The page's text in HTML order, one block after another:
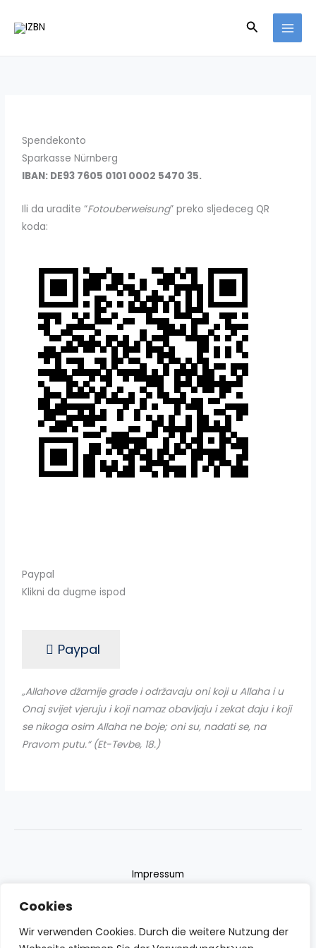
Cookies
Wir verwenden Cookies. Durch die weitere Nutzung der
Inhalt
Suchen
Spendekonto
Sparkasse Nürnberg
IBAN: DE93 7605 0101 0002 5470 35.
Ili da uradite “Fotouberweisung” preko sljedeceg QR
koda:
Paypal
Klikni da dugme ispod
Paypal
„Allahove džamije grade i održavaju oni koji u Allaha i u
Onaj svijet vjeruju i koji namaz obavljaju i zekat daju i koji
se nikoga osim Allaha ne boje; oni su, nadati se, na
Pravom putu.“ (Et-Tevbe, 18.)
Impressum